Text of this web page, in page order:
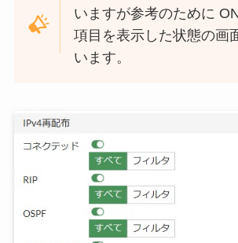
いますが参考のために
項目を表示した状態の画
います。